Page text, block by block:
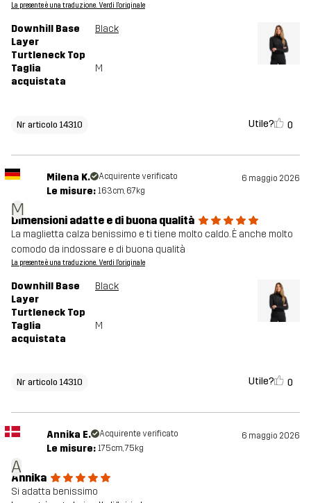
La presente è una traduzione. Verdi l'originale
Downhill Base
Layer
Turtleneck Top
Black
Taglia
acquistata
M
Nr articolo 14310 Utile? 0
M
Milena K. Acquirente verificato 6 maggio 2026
Le misure: 163cm, 67kg
Dimensioni adatte e di buona qualità
La maglietta calza benissimo e ti tiene molto caldo. È anche molto
comodo da indossare e di buona qualità
La presente è una traduzione. Verdi l'originale
Downhill Base
Layer
Turtleneck Top
Black
Taglia
acquistata
M
Nr articolo 14310 Utile? 0
A
Annika E. Acquirente verificato 6 maggio 2026
Le misure: 175cm, 75kg
Annika
Si adatta benissimo